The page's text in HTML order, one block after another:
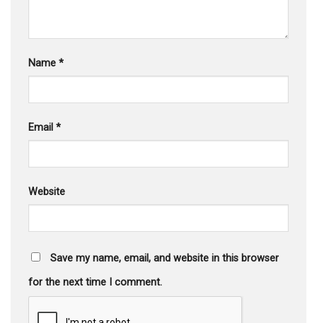
Name *
Email *
Website
Save my name, email, and website in this browser
for the next time I comment.